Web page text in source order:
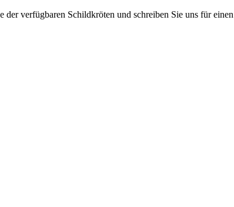
verfügbaren Schildkröten und schreiben Sie uns für